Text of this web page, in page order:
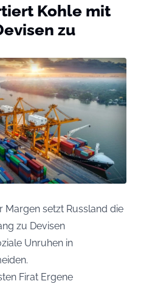
Kohle mit
zu
setzt Russland die
zu Devisen
Unruhen in
Firat Ergene